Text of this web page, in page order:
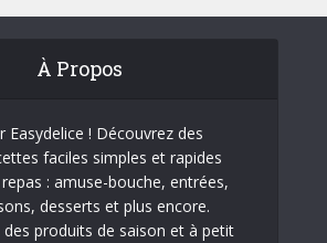
À Propos
Easydelice ! Découvrez des
faciles simples et rapides
: amuse-bouche, entrées,
desserts et plus encore.
des produits de saison et à petit